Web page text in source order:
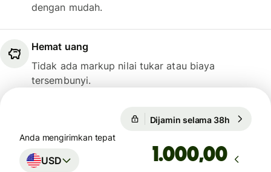
dengan mudah.
Hemat uang
Tidak ada markup nilai tukar atau biaya
tersembunyi.
Dijamin selama 38h
Anda mengirimkan tepat
USD ,00